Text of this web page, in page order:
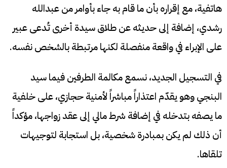
هاتفية، مع إقراره بأن ما قام به جاء بأوامر من عبدالله
رشدي، إضافة إلى حديثه عن طلاق سيدة أخرى تُدعى عبير
على الإبراء في واقعة منفصلة لكنها مرتبطة بالشخص نفسه.
في التسجيل الجديد، نسمع مكالمة الطرفين فيما سيد
البنجي وهو يقدّم اعتذاراً مباشراً لأمنية حجازي، على خلفية
ما يصفه بتدخله في إضافة شرط مالي إلى عقد زواجها، مؤكداً
أن ذلك لم يكن بمبادرة شخصية، بل استجابة لتوجيهات
تلقاها.